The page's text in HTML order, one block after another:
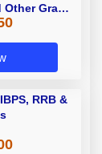
Other Grade
Exams
RRB &